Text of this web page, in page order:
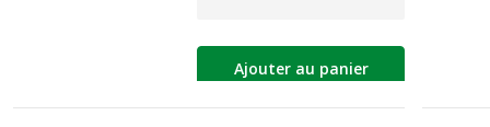
Ajouter au panier